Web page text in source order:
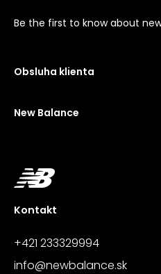
Be the first to know about
Obsluha klienta
New Balance
Kontakt
+421 233329994
info@newbalance.sk